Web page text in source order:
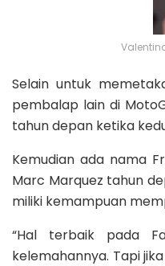
Selain untuk
pembalap lain di
tahun depan ketika
Kemudian ada nama
Marc Marquez tahun
miliki kemampuan
“Hal terbaik pada
kelemahannya. Tapi